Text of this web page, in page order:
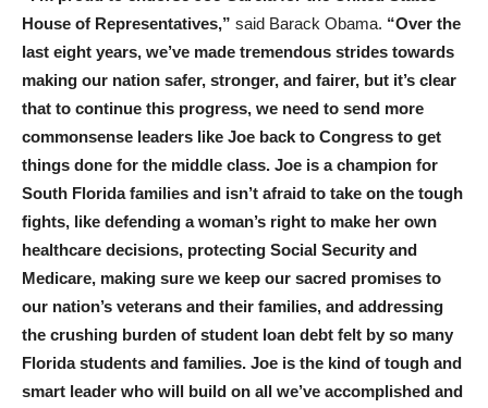
House of Representatives,” said Barack Obama. “Over the
last eight years, we’ve made tremendous strides towards
making our nation safer, stronger, and fairer, but it’s clear
that to continue this progress, we need to send more
commonsense leaders like Joe back to Congress to get
things done for the middle class. Joe is a champion for
South Florida families and isn’t afraid to take on the tough
fights, like defending a woman’s right to make her own
healthcare decisions, protecting Social Security and
Medicare, making sure we keep our sacred promises to
our nation’s veterans and their families, and addressing
the crushing burden of student loan debt felt by so many
Florida students and families. Joe is the kind of tough and
smart leader who will build on all we’ve accomplished and